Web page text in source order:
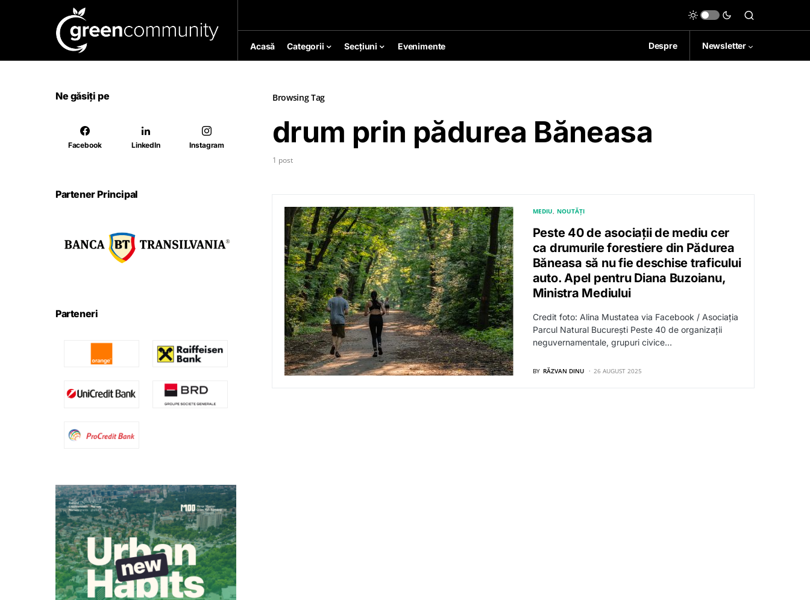
Acasă Categorii Secțiuni Evenimente Despre Newsletter
Browsing Tag
drum prin pădurea Băneasa
1 post
MEDIU NOUTĂȚI
Peste 40 de asociații de mediu cer
ca drumurile forestiere din Pădurea
Băneasa să nu fie deschise traficului
auto. Apel pentru Diana Buzoianu,
Ministra Mediului
Credit foto: Alina Mustatea via Facebook / Asociația
Parcul Natural București Peste 40 de organizații
neguvernamentale, grupuri civice…
BY RĂZVAN DINU 26 AUGUST 2025
Ne găsiți pe
Facebook LinkedIn Instagram
Partener Principal
Parteneri